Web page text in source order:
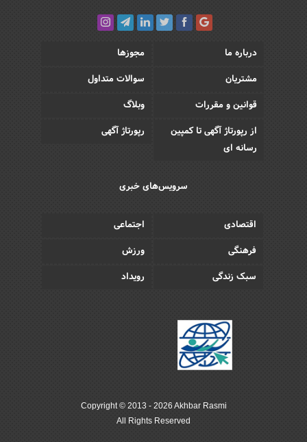
درباره ما
مجوزها
مشتریان
سوالات متداول
قوانین و مقررات
وبلاگ
از رپورتاژ آگهی تا کمپین
رسانه ای
رپورتاژ آگهی
سرویس‌های خبری
اقتصادی
اجتماعی
فرهنگی
ورزش
سبک زندگی
رویداد
Copyright © 2013 - 2026 Akhbar Rasmi
All Rights Reserved